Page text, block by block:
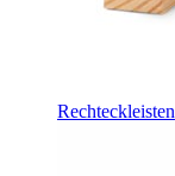
Rechteckleisten